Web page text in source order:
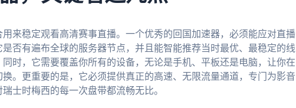
来稳定观看高清赛事直播。一个优秀的回国加速器，必须能应对直播
否有遍布全球的服务器节点，并且能智能推荐当时最优、最稳定的线
时，它需要覆盖你所有的设备，无论是手机、平板还是电脑，让你在
。更重要的是，它必须提供真正的高速、无限流量通道，专门为影音
士时梅西的每一次盘带都流畅无比。